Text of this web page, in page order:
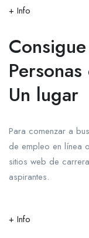
+ Info
Un lugar
Para comenzar a
de empleo en línea
sitios web de
aspirantes.
+ Info